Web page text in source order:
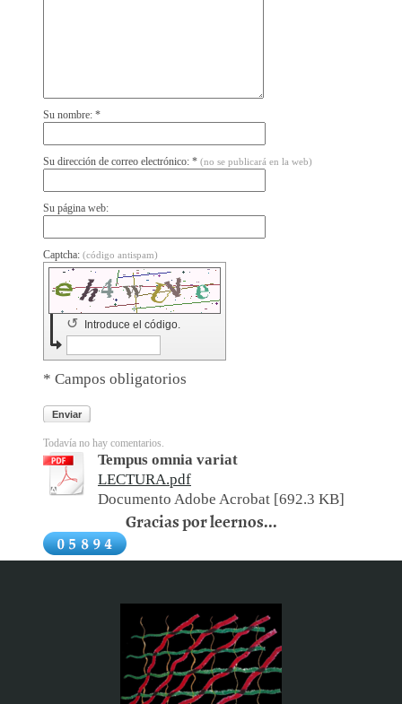
Su nombre: *
Su dirección de correo electrónico: * (no se publicará en la web)
Su página web:
Captcha: (código antispam)
Introduce el código.
↺
* Campos obligatorios
Enviar
Todavía no hay comentarios.
Tempus omnia variat
LECTURA.pdf
Documento Adobe Acrobat [692.3 KB]
Gracias por leernos...